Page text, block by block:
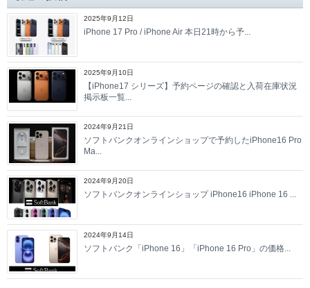
2025年9月12日
iPhone 17 Pro / iPhone Air 本日21時から予...
2025年9月10日
【iPhone17 シリーズ】予約ページの確認と入荷在庫状況
掲示板一覧...
2024年9月21日
ソフトバンクオンラインショップで予約したiPhone16 Pro
Ma...
2024年9月20日
ソフトバンクオンラインショップ iPhone16 iPhone 16 ...
2024年9月14日
ソフトバンク「iPhone 16」「iPhone 16 Pro」の価格...